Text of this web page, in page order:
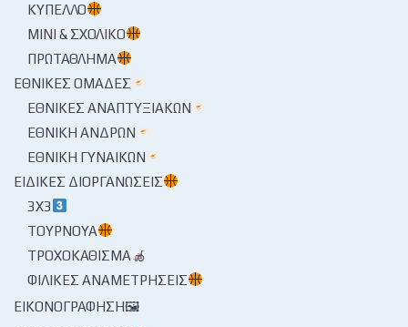
ΚΎΠΕΛΛΟ
ΜΊΝΙ & ΣΧΟΛΙΚΌ
ΠΡΩΤΆΘΛΗΜΑ
ΕΘΝΙΚΈΣ ΟΜΆΔΕΣ
ΕΘΝΙΚΈΣ ΑΝΑΠΤΥΞΙΑΚΏΝ
ΕΘΝΙΚΉ ΑΝΔΡΏΝ
ΕΘΝΙΚΉ ΓΥΝΑΙΚΏΝ
ΕΙΔΙΚΈΣ ΔΙΟΡΓΑΝΏΣΕΙΣ
3X3
ΤΟΥΡΝΟΥΆ
ΤΡΟΧΟΚΆΘΙΣΜΑ
ΦΙΛΙΚΈΣ ΑΝΑΜΕΤΡΉΣΕΙΣ
ΕΙΚΟΝΟΓΡΆΦΗΣΗ🖼